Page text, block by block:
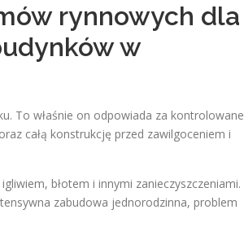
rynnowych dla
w
To właśnie on odpowiada za kontrolowane
całą konstrukcję przed zawilgoceniem i
błotem i innymi zanieczyszczeniami.
zabudowa jednorodzinna, problem